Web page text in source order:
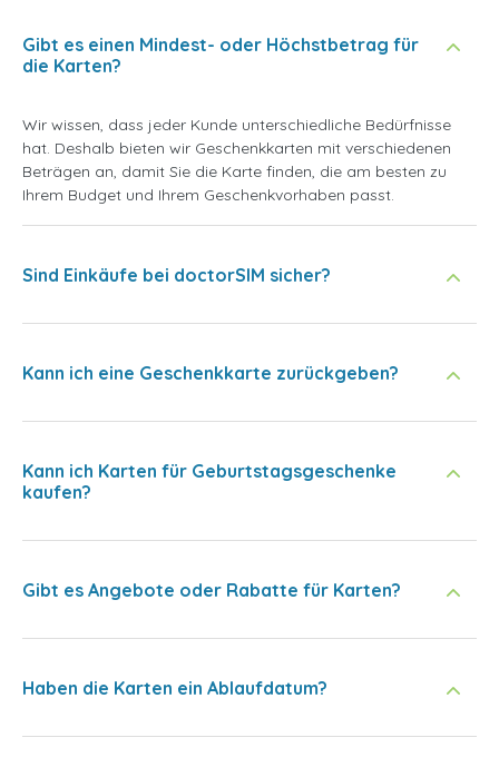
Gibt es einen Mindest- oder Höchstbetrag für
die Karten?
Wir wissen, dass jeder Kunde unterschiedliche Bedürfnisse
hat. Deshalb bieten wir Geschenkkarten mit verschiedenen
Beträgen an, damit Sie die Karte finden, die am besten zu
Ihrem Budget und Ihrem Geschenkvorhaben passt.
Sind Einkäufe bei doctorSIM sicher?
Kann ich eine Geschenkkarte zurückgeben?
Kann ich Karten für Geburtstagsgeschenke
kaufen?
Gibt es Angebote oder Rabatte für Karten?
Haben die Karten ein Ablaufdatum?